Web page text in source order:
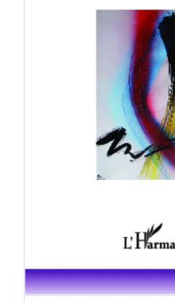
Paroles de poètes,
Luc Pouliquen